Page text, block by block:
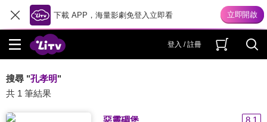
下載 APP，海量影劇免登入立即看
登入 / 註冊
搜尋 "孔孝明"
共 1 筆結果
惡靈碉堡
8.1